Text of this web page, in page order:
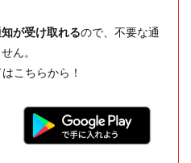
が受け取れるので、不要な通
ん。
こちらから！